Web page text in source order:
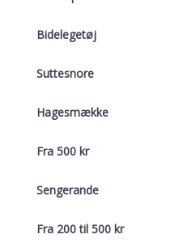
Bidelegetøj
Suttesnore
Hagesmække
Fra 500 kr
Sengerande
Fra 200 til 500 kr